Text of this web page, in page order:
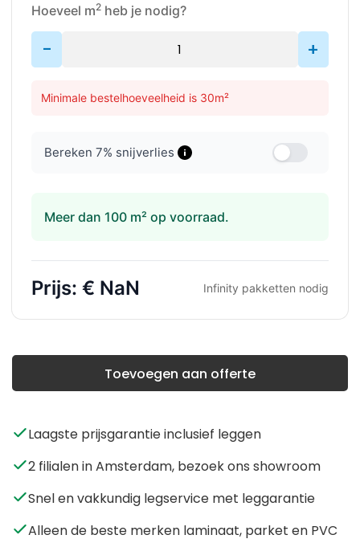
Hoeveel m2 heb je nodig?
- +
Minimale bestelhoeveelheid is 30m²
Bereken 7% snijverlies
Meer dan 100 m² op voorraad.
Prijs: € NaN Infinity pakketten nodig
Toevoegen aan offerte
Laagste prijsgarantie inclusief leggen
2 filialen in Amsterdam, bezoek ons showroom
Snel en vakkundig legservice met leggarantie
Alleen de beste merken laminaat, parket en PVC